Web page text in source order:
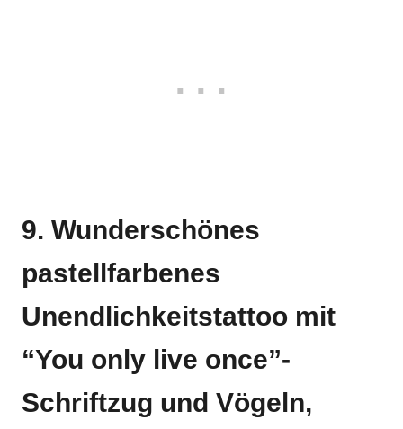
9. Wunderschönes
pastellfarbenes
Unendlichkeitstattoo mit
“You only live once”-
Schriftzug und Vögeln,